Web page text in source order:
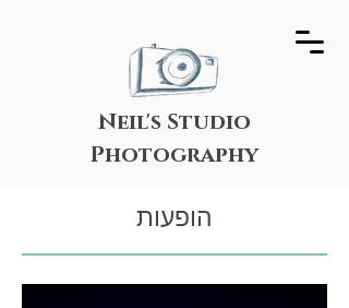
Neil's Studio
Photography
הופעות